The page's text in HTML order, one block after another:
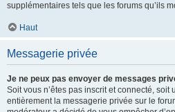
supplémentaires tels que les forums qu’ils
Haut
Messagerie privée
Je ne peux pas envoyer de messages
Soit vous n’êtes pas inscrit et connecté, soit
entièrement la messagerie privée sur le